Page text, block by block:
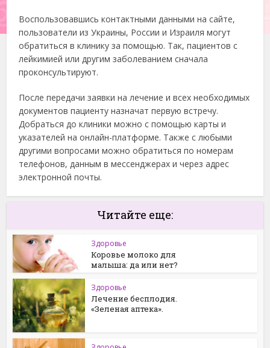
Воспользовавшись контактными данными на сайте,
пользователи из Украины, России и Израиля могут
обратиться в клинику за помощью. Так, пациентов с
лейкимией или другим заболеванием сначала
проконсультируют.
После передачи заявки на лечение и всех необходимых
документов пациенту назначат первую встречу.
Добраться до клиники можно с помощью карты и
указателей на онлайн-платформе. Также с любыми
другими вопросами можно обратиться по номерам
телефонов, данным в мессенджерах и через адрес
электронной почты.
Читайте еще:
Здоровье
Коровье молоко для
малыша: да или нет?
Здоровье
Лечение бесплодия.
«Зеленая аптека».